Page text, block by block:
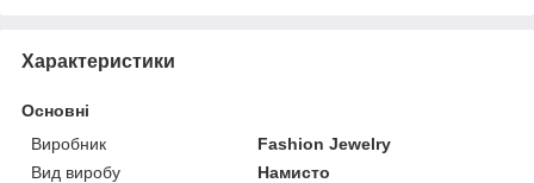
Характеристики
Основні
Виробник
Fashion Jewelry
Вид виробу
Намисто